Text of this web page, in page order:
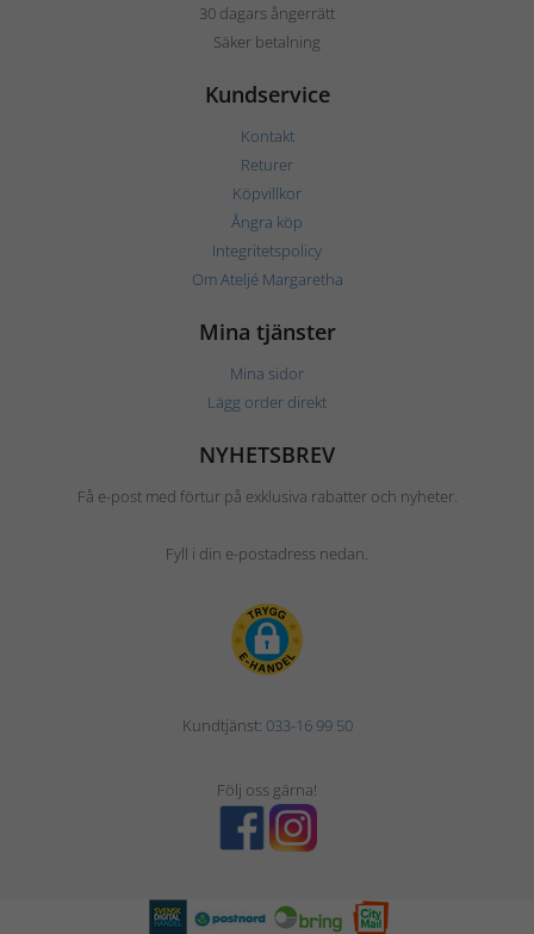
30 dagars ångerrätt
Säker betalning
Kundservice
Kontakt
Returer
Köpvillkor
Ångra köp
Integritetspolicy
Om Ateljé Margaretha
Mina tjänster
Mina sidor
Lägg order direkt
NYHETSBREV
Få e-post med förtur på exklusiva rabatter och nyheter.
Fyll i din e-postadress nedan.
Kundtjänst: 033-16 99 50
Följ oss gärna!